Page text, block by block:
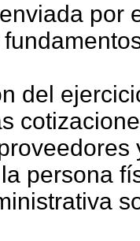
por
del
persona